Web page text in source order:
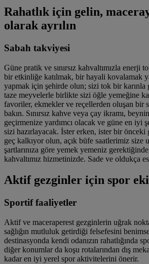
Rahatlık için gelin,
olarak ayrılın
Sabah takviyesi
Güne pratik ve sınırsız kahvaltımızla enerji
bir etkinliğe katılmak, bir hayali kovalamak
yapmak için şehirde olun; sizi tok bir karınla
taze meyvelerle birlikte sizi öğle yemeğine
favoriler, ekmekler ve reçellerden oluşan bir
bakın. Sınırsız kahve veya çay ikramı,
geçirmenize yardımcı olacak ve güne en iyi
sizi hazırlayacak. İster erken, ister bir
geç kalkıyor olun, açık büfe saatlerimiz size
şartlarınıza göre yemek yemeniz
kahvaltımız hizmetinizde. Sade ve oldukça
Aktif gezginler için spor
Sportif faaliyetler
Aktif ve maceraperest gezginlerin uğrak
sağlığın mutluluk getirdiği felsefesini
destinasyonda kendi odanızın rahatlığında
diğer konumlar da koşu rotalarından dış
kadar en iyi yerel spor aktivitelerini önerir.